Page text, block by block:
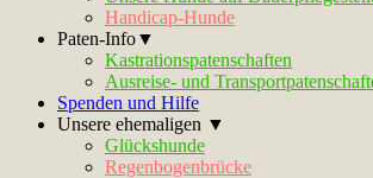
Handicap-Hunde
Paten-Info▼
Kastrationspatenschaften
Ausreise- und
Spenden und Hilfe
Unsere ehemaligen ▼
Glückshunde
Regenbogenbrücke